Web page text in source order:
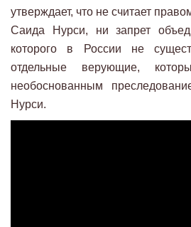
утверждает, что не считает
Саида Нурси, ни запрет
которого в России не
отдельные верующие,
необоснованным
Нурси.